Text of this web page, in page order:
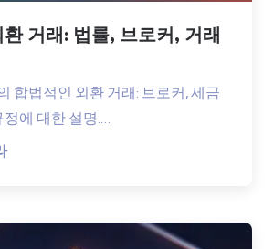
거래: 법률, 브로커, 거래
합법적인 외환 거래: 브로커, 세금
정에 대한 설명.…